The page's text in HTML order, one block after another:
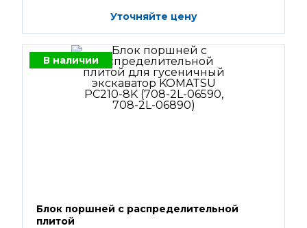
Уточняйте цену
В наличии
Блок поршней c распределительной
плитой